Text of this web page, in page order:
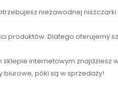
niezawodnej niszczarki
produktów. Dlatego oferujemy
internetowym znajdziesz
biurowe, póki są w sprzedaży!